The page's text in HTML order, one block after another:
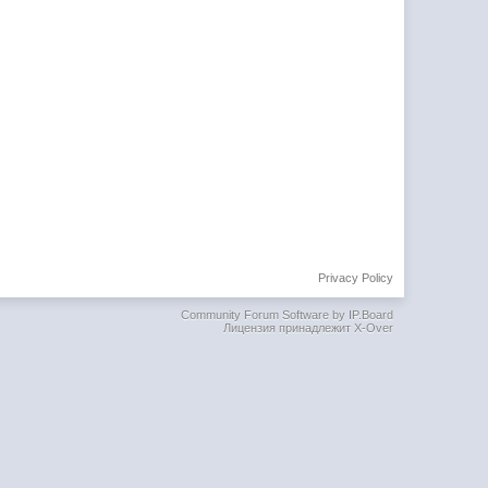
Privacy Policy
Community Forum Software by IP.Board
Лицензия принадлежит X-Over